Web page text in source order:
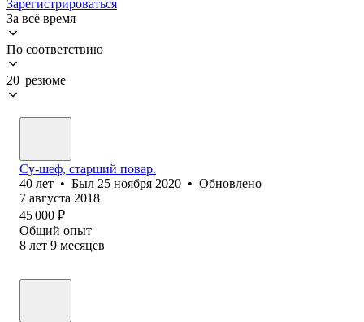
Зарегистрироваться
За всё время
По соответствию
20 резюме
Су-шеф, старший повар.
40 лет • Был 25 ноября 2020 • Обновлено
7 августа 2018
45 000 ₽
Общий опыт
8 лет 9 месяцев